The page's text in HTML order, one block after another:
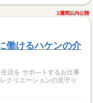
1週間以内公開
働けるハケンの介
生活を サポ―トするお仕事